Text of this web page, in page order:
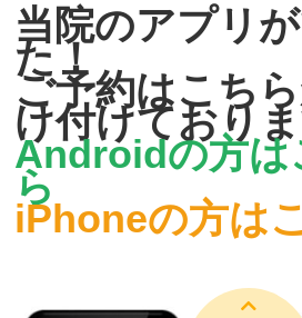
当院のアプリ
た！
ご予約はこち
け付けており
Androidの方は
ら
iPhoneの方は